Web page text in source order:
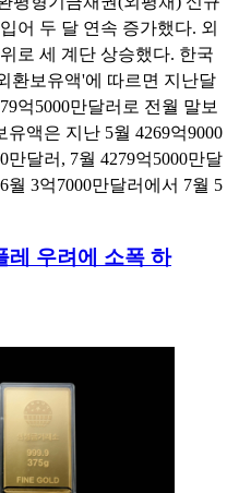
어 두 달 연속 증가했다. 외
로 세 계단 상승했다. 한국
환보유액'에 따르면 지난달
억5000만달러로 전월 말보
액은 지난 5월 4269억9000
만달러, 7월 4279억5000만달
3억7000만달러에서 7월 5
레 우려에 소폭 하